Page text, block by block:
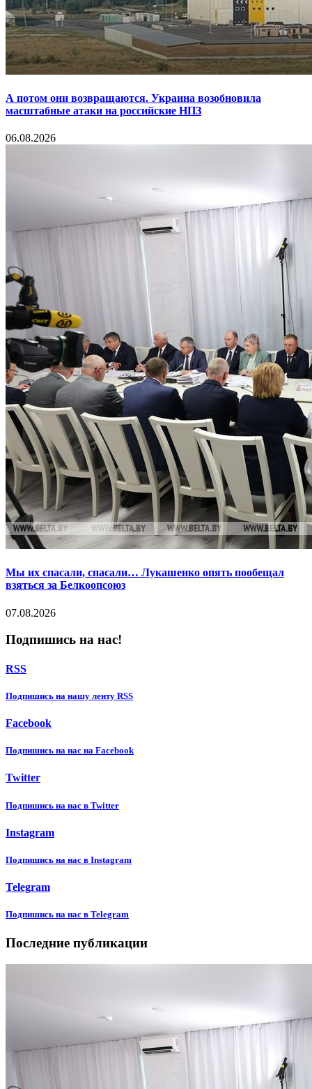
А потом они возвращаются. Украина возобновила
масштабные атаки на российские НПЗ
06.08.2026
Мы их спасали, спасали… Лукашенко опять пообещал
взяться за Белкоопсоюз
07.08.2026
Подпишись на нас!
RSS
Подпишиcь на нашу ленту RSS
Facebook
Подпишиcь на нас на Facebook
Twitter
Подпишиcь на нас в Twitter
Instagram
Подпишиcь на нас в Instagram
Telegram
Подпишиcь на нас в Telegram
Последние публикации